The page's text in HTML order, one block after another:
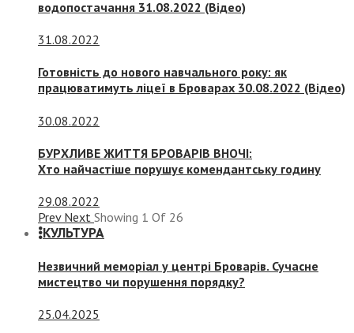
водопостачання 31.08.2022 (Відео)
31.08.2022
Готовність до нового навчального року: як
працюватимуть ліцеї в Броварах 30.08.2022 (Відео)
30.08.2022
БУРХЛИВЕ ЖИТТЯ БРОВАРІВ ВНОЧІ:
Хто найчастіше порушує комендантську годину
29.08.2022
Prev Next Showing 1 Of 26
КУЛЬТУРА
Незвичний меморіал у центрі Броварів. Сучасне
мистецтво чи порушення порядку?
25.04.2025